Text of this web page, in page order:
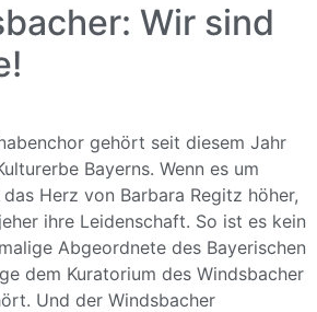
Wir sind
gehört seit diesem Jahr
Bayerns. Wenn es um
Herz von Barbara Regitz höher,
ihre Leidenschaft. So ist es kein
Abgeordnete des Bayerischen
dem Kuratorium des Windsbacher
Und der Windsbacher